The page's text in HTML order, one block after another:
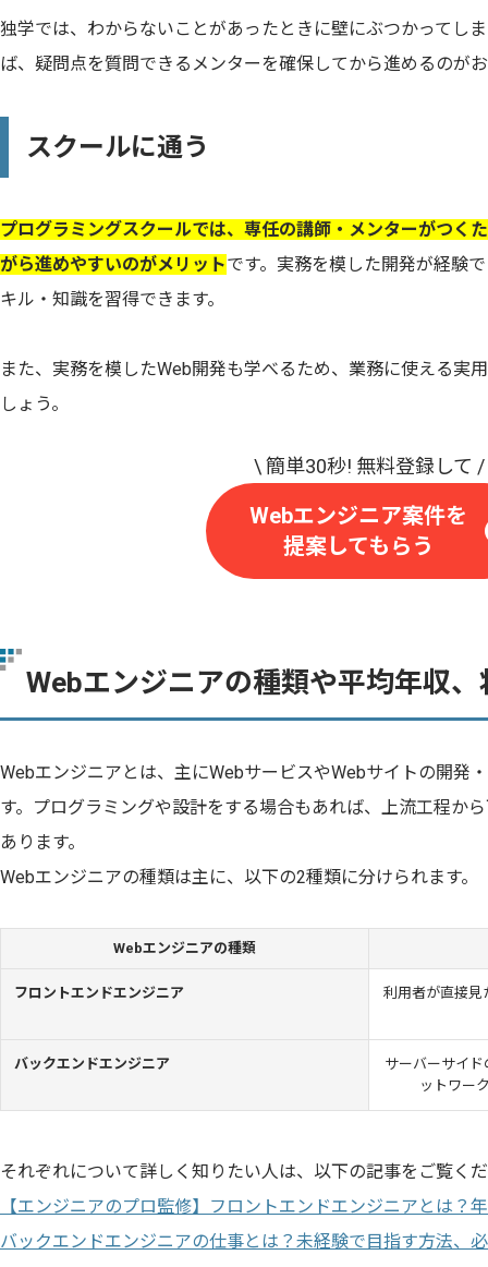
独学では、わからないことがあったときに壁にぶつかってし
ば、疑問点を質問できるメンターを確保してから進めるのが
スクールに通う
プログラミングスクールでは、専任の講師・メンターがつく
がら進めやすいのがメリットです。実務を模した開発が経験
キル・知識を習得できます。
また、実務を模したWeb開発も学べるため、業務に使える実
しょう。
Webエンジニア案件を
提案してもらう
Webエンジニアの種類や平均年収、
Webエンジニアとは、主にWebサービスやWebサイトの開発
す。プログラミングや設計をする場合もあれば、上流工程か
あります。
Webエンジニアの種類は主に、以下の2種類に分けられます。
Webエンジニアの種類
フロントエンドエンジニア 利用者が直接見
バックエンドエンジニア
サーバーサイ
ットワー
それぞれについて詳しく知りたい人は、以下の記事をご覧く
【エンジニアのプロ監修】フロントエンドエンジニアとは？
バックエンドエンジニアの仕事とは？未経験で目指す方法、